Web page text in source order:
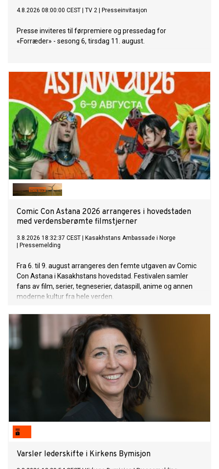
4.8.2026 08:00:00 CEST TV 2 Presseinvitasjon
Presse inviteres til førpremiere og pressedag for
«Forræder» - sesong 6, tirsdag 11. august.
Comic Con Astana 2026 arrangeres i hovedstaden
med verdensberømte filmstjerner
3.8.2026 18:32:37 CEST
Kasakhstans Ambassade i Norge
Pressemelding
Fra 6. til 9. august arrangeres den femte utgaven av Comic
Con Astana i Kasakhstans hovedstad. Festivalen samler
fans av film, serier, tegneserier, dataspill, anime og annen
moderne kultur fra hele verden.
Varsler lederskifte i Kirkens Bymisjon